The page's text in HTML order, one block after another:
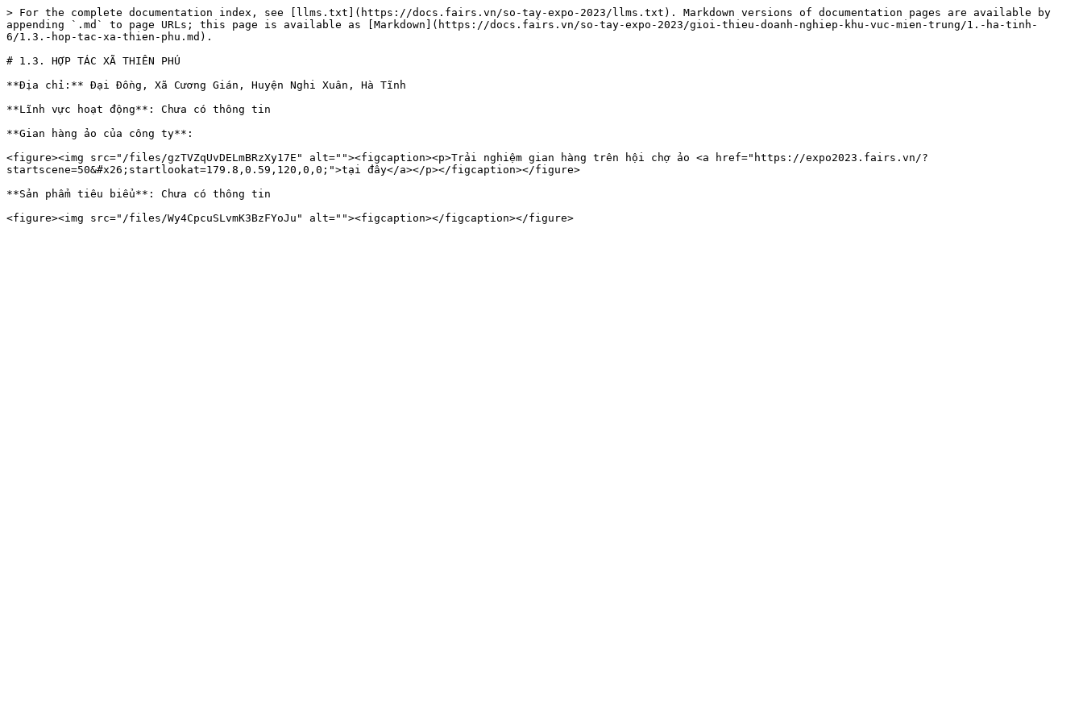
> For the complete documentation index, see [llms.txt](https://docs.fairs.vn/so-tay-expo-2023/llms.txt). Markdown versions of documentation pages are available by
appending `.md` to page URLs; this page is available as [Markdown](https://docs.fairs.vn/so-tay-expo-2023/gioi-thieu-doanh-nghiep-khu-vuc-mien-trung/1.-ha-tinh-
6/1.3.-hop-tac-xa-thien-phu.md).
# 1.3. HỢP TÁC XÃ THIÊN PHÚ
**Địa chỉ:** Đại Đồng, Xã Cương Gián, Huyện Nghi Xuân, Hà Tĩnh
**Lĩnh vực hoạt động**: Chưa có thông tin
**Gian hàng ảo của công ty**:
<figure><img src="/files/gzTVZqUvDELmBRzXy17E" alt=""><figcaption><p>Trải nghiệm gian hàng trên hội chợ ảo <a href="https://expo2023.fairs.vn/?
startscene=50&#x26;startlookat=179.8,0.59,120,0,0;">tại đây</a></p></figcaption></figure>
**Sản phẩm tiêu biểu**: Chưa có thông tin